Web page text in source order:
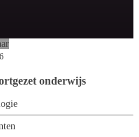
onderwijs